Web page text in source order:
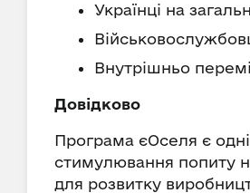
Українці на
Внутрішньо
Довідково
Програма єОселя є
стимулювання попиту
для розвитку